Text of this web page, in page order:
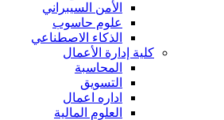
الأمن السيبراني
علوم حاسوب
الذكاء الاصطناعي
كلية إدارة الأعمال
المحاسبة
التسويق
اداره اعمال
العلوم المالية